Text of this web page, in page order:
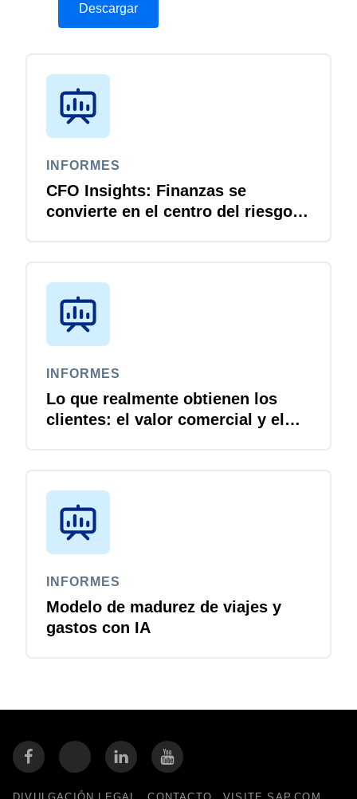
Descargar
INFORMES
CFO Insights: Finanzas se
convierte en el centro del riesgo
INFORMES
Lo que realmente obtienen los
clientes: el valor comercial y el
INFORMES
Modelo de madurez de viajes y
gastos con IA